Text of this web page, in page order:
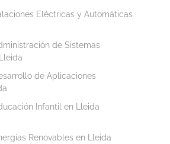
Eléctricas y Automáticas
de Sistemas
de Aplicaciones
Infantil en Lleida
Renovables en Lleida